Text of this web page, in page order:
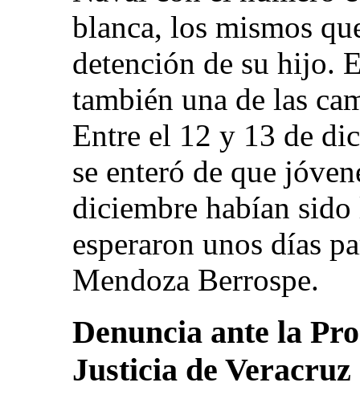
blanca, los mismos
detención de su hijo.
también una de las
Entre el 12 y 13 de
se enteró de que
diciembre habían
esperaron unos días
Mendoza Berrospe.
Denuncia ante la
Justicia de Veracruz